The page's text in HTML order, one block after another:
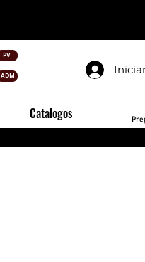
PV
ADM
Catalogos